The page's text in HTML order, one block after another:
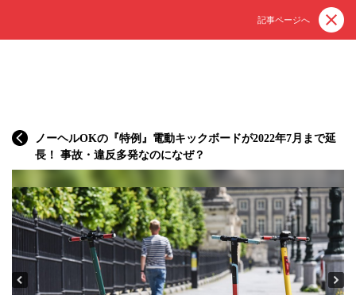
記事ページへ
ノーヘルOKの『特例』電動キックボードが2022年7月まで延
長！ 事故・違反多発なのになぜ？